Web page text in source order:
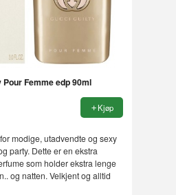
Femme edp 90ml
Kjøp
modige, utadvendte og sexy
party. Dette er en ekstra
som holder ekstra lenge
og natten. Velkjent og alltid